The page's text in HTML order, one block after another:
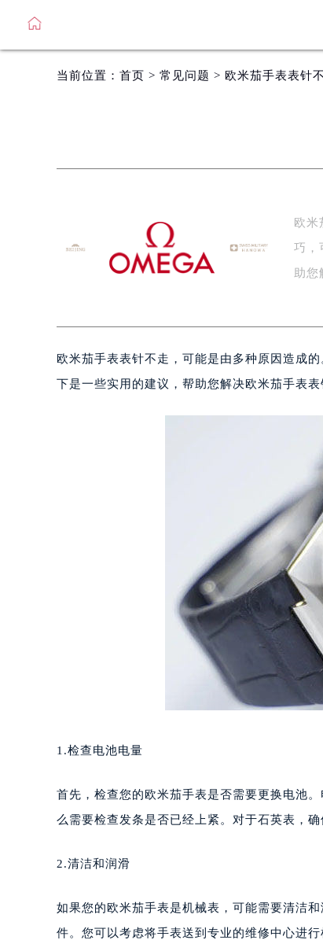
当前位置： 首页 > 常见问题 > 欧米茄手表表针
欧米
巧，
助
欧米茄手表表针不走，可能是由多种原因造成
下是一些实用的建议，帮助您解决欧米茄手表表
1.检查电池电量
首先，检查您的欧米茄手表是否需要更换电池
么需要检查发条是否已经上紧。对于石英表，确
2.清洁和润滑
如果您的欧米茄手表是机械表，可能需要清洁
件。您可以考虑将手表送到专业的维修中心进行